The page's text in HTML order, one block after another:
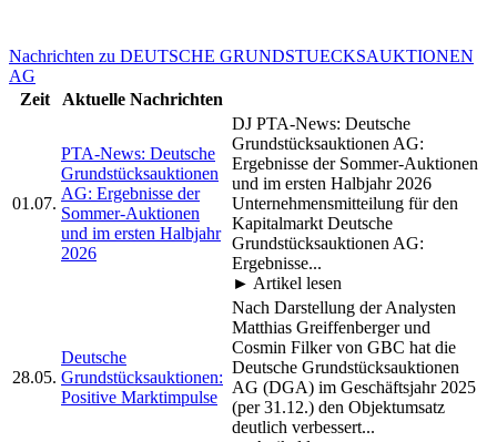
Nachrichten zu DEUTSCHE GRUNDSTUECKSAUKTIONEN
AG
Zeit
Aktuelle Nachrichten
01.07.
PTA-News: Deutsche
Grundstücksauktionen
AG: Ergebnisse der
Sommer-Auktionen
und im ersten Halbjahr
2026
DJ PTA-News: Deutsche
Grundstücksauktionen AG:
Ergebnisse der Sommer-Auktionen
und im ersten Halbjahr 2026
Unternehmensmitteilung für den
Kapitalmarkt Deutsche
Grundstücksauktionen AG:
Ergebnisse...
► Artikel lesen
28.05.
Deutsche
Grundstücksauktionen:
Positive Marktimpulse
Nach Darstellung der Analysten
Matthias Greiffenberger und
Cosmin Filker von GBC hat die
Deutsche Grundstücksauktionen
AG (DGA) im Geschäftsjahr 2025
(per 31.12.) den Objektumsatz
deutlich verbessert...